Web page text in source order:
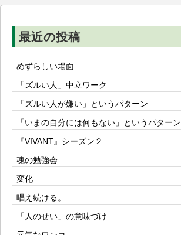
ン
最近の投稿
めずらしい場面
「ズルい人」中立ワーク
「ズルい人が嫌い」というパターン
「いまの自分には何もない」というパターン
『VIVANT』シーズン２
魂の勉強会
変化
唱え続ける。
「人のせい」の意味づけ